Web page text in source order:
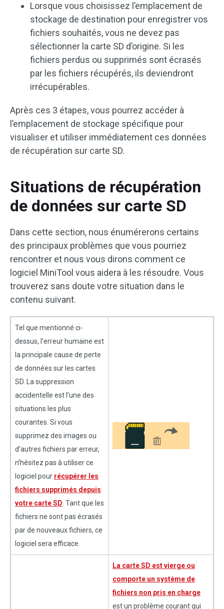
Lorsque vous choisissez l’emplacement de
stockage de destination pour enregistrer vos
fichiers souhaités, vous ne devez pas
sélectionner la carte SD d’origine. Si les
fichiers perdus ou supprimés sont écrasés
par les fichiers récupérés, ils deviendront
irrécupérables.
Après ces 3 étapes, vous pourrez accéder à
l’emplacement de stockage spécifique pour
visualiser et utiliser immédiatement ces données
de récupération sur carte SD.
Situations de récupération
de données sur carte SD
Dans cette section, nous énumérerons certains
des principaux problèmes que vous pourriez
rencontrer et nous vous dirons comment ce
logiciel MiniTool vous aidera à les résoudre. Vous
trouverez sans doute votre situation dans le
contenu suivant.
Tel que mentionné ci-
dessus, l’erreur humaine est
la principale cause de perte
de données sur les cartes
SD. La suppression
accidentelle est l’une des
situations les plus
courantes. Si vous
supprimez des images ou
d’autres fichiers par erreur,
n’hésitez pas à utiliser ce
logiciel pour récupérer les
fichiers supprimés depuis
votre carte SD. Tant que les
fichiers ne sont pas écrasés
par de nouveaux fichiers, ce
logiciel sera efficace.
La carte SD est vierge ou
comporte un système de
fichiers non pris en charge
est un problème courant qui